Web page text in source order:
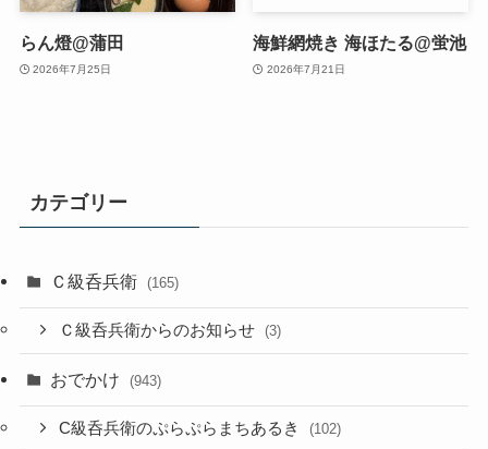
らん燈@蒲田
2026年7月25日
海鮮網焼き 海ほたる@蛍池
2026年7月21日
カテゴリー
Ｃ級呑兵衛 (165)
Ｃ級呑兵衛からのお知らせ (3)
おでかけ (943)
C級呑兵衛のぷらぷらまちあるき (102)